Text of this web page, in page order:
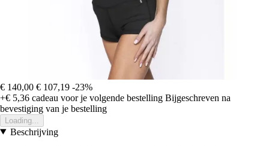
€ 140,00 € 107,19 -23%
+€ 5,36 cadeau voor je volgende bestelling Bijgeschreven na
bevestiging van je bestelling
Loading...
Beschrijving